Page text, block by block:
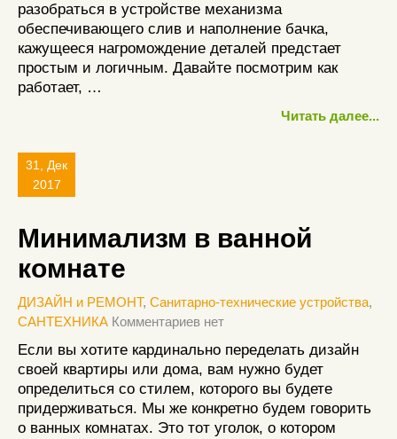
разобраться в устройстве механизма
обеспечивающего слив и наполнение бачка,
кажущееся нагромождение деталей предстает
простым и логичным. Давайте посмотрим как
работает, …
Читать далее...
31, Дек
2017
Минимализм в ванной
комнате
ДИЗАЙН и РЕМОНТ, Санитарно-технические устройства,
САНТЕХНИКА Комментариев нет
Если вы хотите кардинально переделать дизайн
своей квартиры или дома, вам нужно будет
определиться со стилем, которого вы будете
придерживаться. Мы же конкретно будем говорить
о ванных комнатах. Это тот уголок, о котором